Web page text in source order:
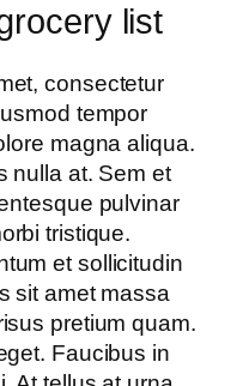
list
consectetur
tempor
magna aliqua.
nulla at. Sem et
pulvinar
tristique.
et sollicitudin
sit amet massa
pretium quam.
Faucibus in